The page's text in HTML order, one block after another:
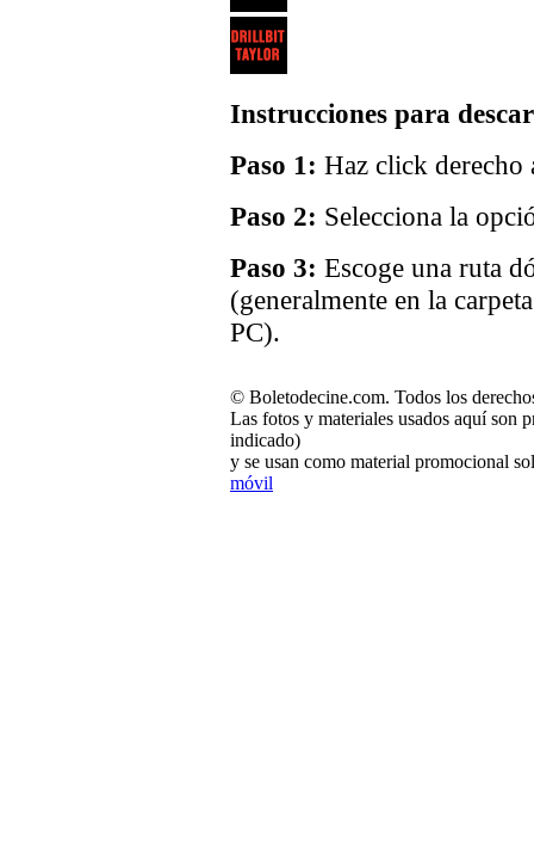
Instrucciones para
Paso 1: Haz click derecho
Paso 2: Selecciona la
Paso 3: Escoge una ruta
(generalmente en la
PC).
© Boletodecine.com. Todos los
Las fotos y materiales usados aquí son
indicado)
y se usan como material promocional
móvil